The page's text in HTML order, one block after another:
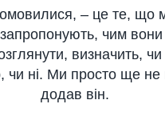
– це те, що
чим вони
визначить,
чи ні. Ми просто ще не
додав він.